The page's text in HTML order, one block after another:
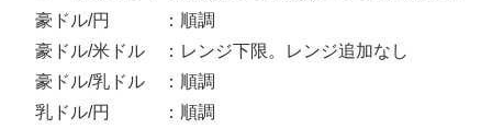
豪ドル/円 ：順調
豪ドル/米ドル ：レンジ下限。レンジ追加なし
豪ドル/乳ドル ：順調
乳ドル/円 ：順調